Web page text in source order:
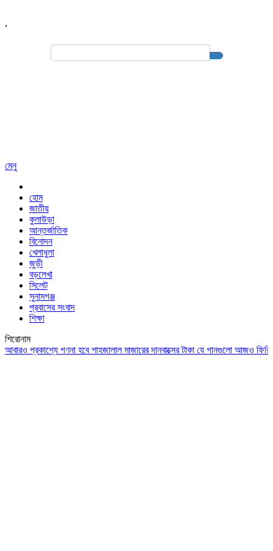
,
Search
মেনু
হোম
জাতীয়
কুলাউড়া
আন্তর্জাতিক
বিনোদন
খেলাধুলা
জুড়ী
বড়লেখা
সিলেট
সুনামগঞ্জ
প্রবাসের সংবাদ
শিক্ষা
শিরোনাম
প্রকাশ্যে গণনা হবে শাহজালাল মাজারের দানবাক্সের টাকাযে গানগুলো আজও ফিরিয়ে নেয়